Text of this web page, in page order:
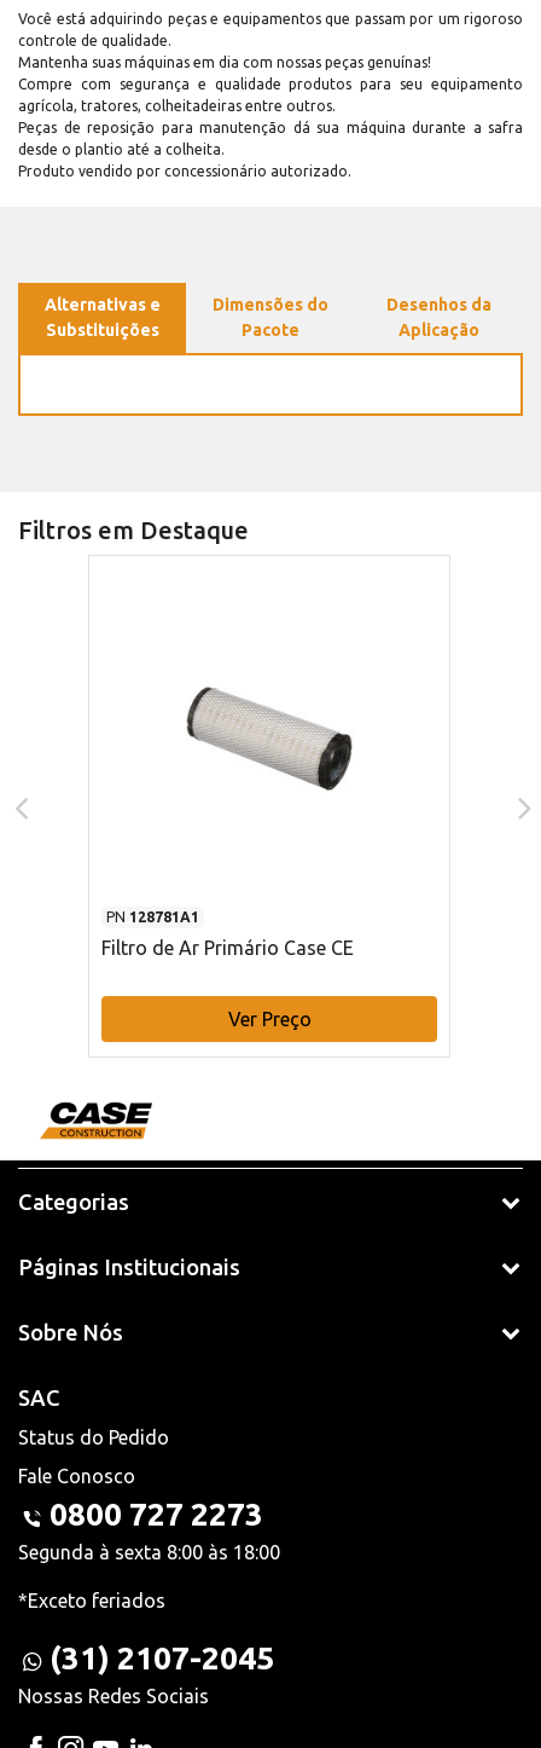
Você está adquirindo peças e equipamentos que passam por um rigoroso
controle de qualidade.
Mantenha suas máquinas em dia com nossas peças genuínas!
Compre com segurança e qualidade produtos para seu equipamento
agrícola, tratores, colheitadeiras entre outros.
Peças de reposição para manutenção dá sua máquina durante a safra
desde o plantio até a colheita.
Produto vendido por concessionário autorizado.
Alternativas e
Substituições
Dimensões do
Pacote
Desenhos da
Aplicação
Filtros em Destaque
PN 128781A1
Filtro de Ar Primário Case CE
Ver Preço
Categorias
Páginas Institucionais
Sobre Nós
SAC
Status do Pedido
Fale Conosco
0800 727 2273
Segunda à sexta 8:00 às 18:00
*Exceto feriados
(31) 2107-2045
Nossas Redes Sociais